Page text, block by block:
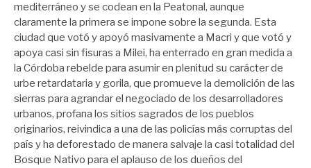
mediterráneo y se codean en la Peatonal, aunque
claramente la primera se impone sobre la segunda. Esta
ciudad que votó y apoyó masivamente a Macri y que votó y
apoya casi sin fisuras a Milei, ha enterrado en gran medida a
la Córdoba rebelde para asumir en plenitud su carácter de
urbe retardataria y gorila, que promueve la demolición de las
sierras para agrandar el negociado de los desarrolladores
urbanos, profana los sitios sagrados de los pueblos
originarios, reivindica a una de las policías más corruptas del
país y ha deforestado de manera salvaje la casi totalidad del
Bosque Nativo para el aplauso de los dueños del